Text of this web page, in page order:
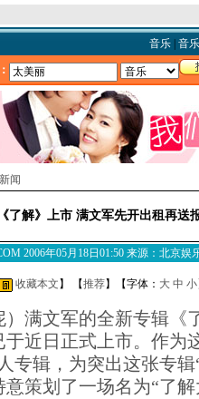
音乐| 音
闻
了解》上市 满文军先开出租再送
2006年05月18日01:50 来源：北京娱
收藏本文 】 【推荐】【字体： 大 中 小
满文军的全新专辑《
近日正式上市。作为
专辑，为突出这张专辑
策划了一场名为“了